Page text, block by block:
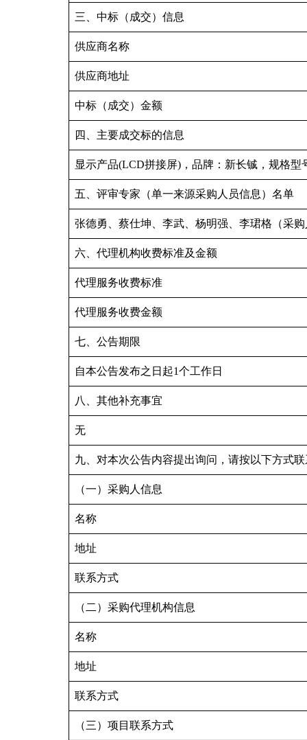
三、中标（成交）信息
供应商名称
供应商地址
中标（成交）金额
四、主要成交标的信息
显示产品(LCD拼接屏)，品牌：新长铖，规格型
五、评审专家（单一来源采购人员信息）名单
张德勇、蔡仕坤、李武、杨明强、李珺格（采
六、代理机构收费标准及金额
代理服务收费标准
代理服务收费金额
七、公告期限
自本公告发布之日起1个工作日
八、其他补充事宜
无
九、对本次公告内容提出询问，请按以下方式联
（一）采购人信息
名称
地址
联系方式
（二）采购代理机构信息
名称
地址
联系方式
（三）项目联系方式